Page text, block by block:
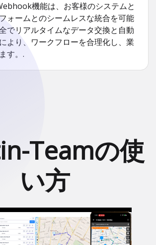
機能は、お客様のシステムと
ォームとのシームレスな統合を可能
でリアルタイムなデータ交換と自動
より、ワークフローを合理化し、業
す。.
Teamの使
い方